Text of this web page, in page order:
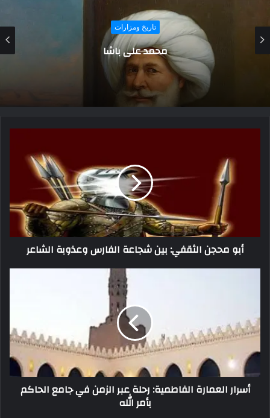
تاريخ ومزارات
“أكوريس”.. مدينة تضم بقايا منازل ومقابر
وكنائس قبطية وإسلامية
أبو محجن الثقفي: بين شجاعة الفارس وعذوبة الشاعر
أسرار العمارة الفاطمية: رحلة عبر الزمن في جامع الحاكم
بأمر الله